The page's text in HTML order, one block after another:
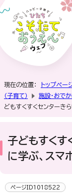
現在の位置： トップペー
（子育て）
施設・おでか
どもすくすくセンターきら
子どもすくす
に学ぶ、スマ
ページID1018522